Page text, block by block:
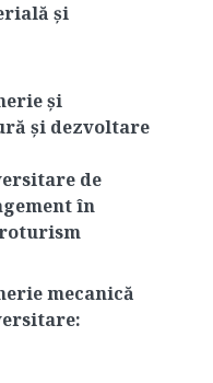
și
și
și dezvoltare
de
în
mecanică